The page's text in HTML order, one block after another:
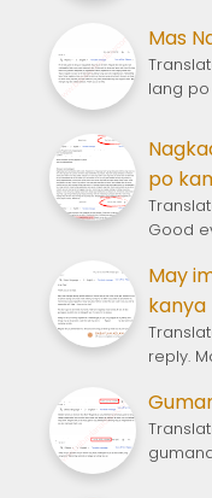
Mas
lang
po
Good
May
kanya
reply.